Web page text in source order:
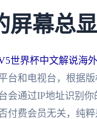
幕总显
世界杯中文解说海
台和电视台，根据
会通过IP地址识别
付费会员无关，纯